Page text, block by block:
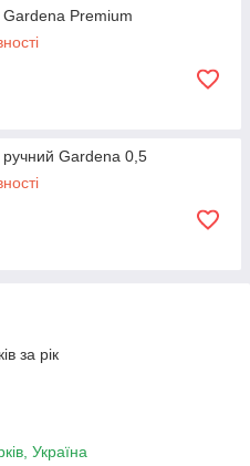
Premium
Gardena 0,5
за рік
Україна